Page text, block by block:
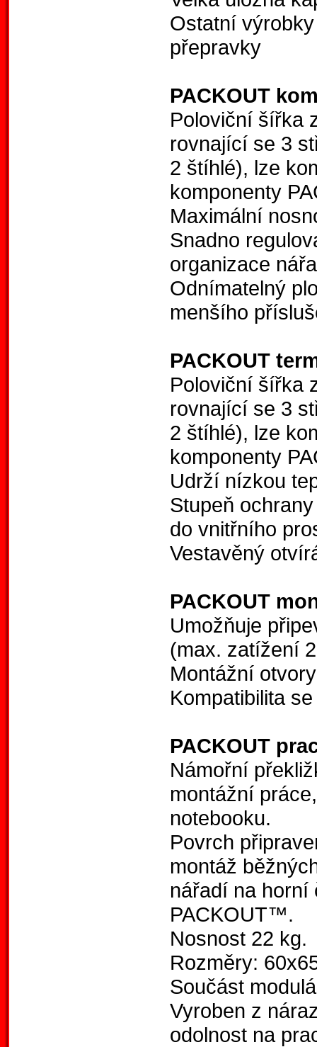
Ostatní
přepravky
PACKOUT
Poloviční šířka
rovnající se 3
2 štíhlé), lze
komponenty
Maximální
Snadno
organizace
Odnímatelný
menšího
PACKOUT
Poloviční šířka
rovnající se 3
2 štíhlé), lze
komponenty
Udrží nízkou
Stupeň
do vnitřního
Vestavěný
PACKOUT
Umožňuje
(max. zatížení
Montážní
Kompatibilita
PACKOUT
Námořní
montážní
notebooku.
Povrch
montáž
nářadí na horní
PACKOUT™.
Nosnost 22 kg.
Rozměry:
Součást
Vyroben z
odolnost na